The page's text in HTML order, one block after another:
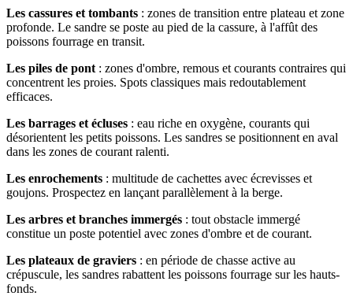
Les cassures et tombants : zones de transition entre plateau et zone
profonde. Le sandre se poste au pied de la cassure, à l'affût des
poissons fourrage en transit.
Les piles de pont : zones d'ombre, remous et courants contraires qui
concentrent les proies. Spots classiques mais redoutablement
efficaces.
Les barrages et écluses : eau riche en oxygène, courants qui
désorientent les petits poissons. Les sandres se positionnent en aval
dans les zones de courant ralenti.
Les enrochements : multitude de cachettes avec écrevisses et
goujons. Prospectez en lançant parallèlement à la berge.
Les arbres et branches immergés : tout obstacle immergé
constitue un poste potentiel avec zones d'ombre et de courant.
Les plateaux de graviers : en période de chasse active au
crépuscule, les sandres rabattent les poissons fourrage sur les hauts-
fonds.